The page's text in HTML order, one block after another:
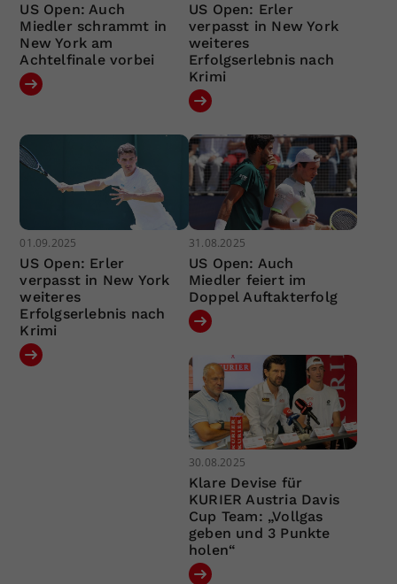
US Open: Auch
Miedler schrammt in
New York am
Achtelfinale vorbei
US Open: Erler
verpasst in New York
weiteres
Erfolgserlebnis nach
Krimi
01.09.2025
US Open: Erler
verpasst in New York
weiteres
Erfolgserlebnis nach
Krimi
31.08.2025
US Open: Auch
Miedler feiert im
Doppel Auftakterfolg
30.08.2025
Klare Devise für
KURIER Austria Davis
Cup Team: „Vollgas
geben und 3 Punkte
holen“